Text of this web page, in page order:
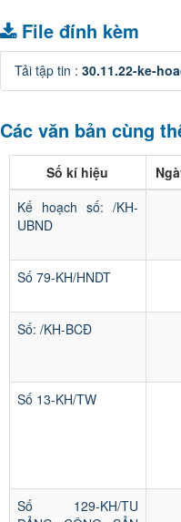
File đính kèm
Tải tập tin : 30.11.22-ke-
Các văn bản cùng
Số kí hiệu
Kế hoạch số: /KH-
UBND
Số 79-KH/HNDT
Số: /KH-BCĐ
Số 13-KH/TW
Số 129-KH/TU